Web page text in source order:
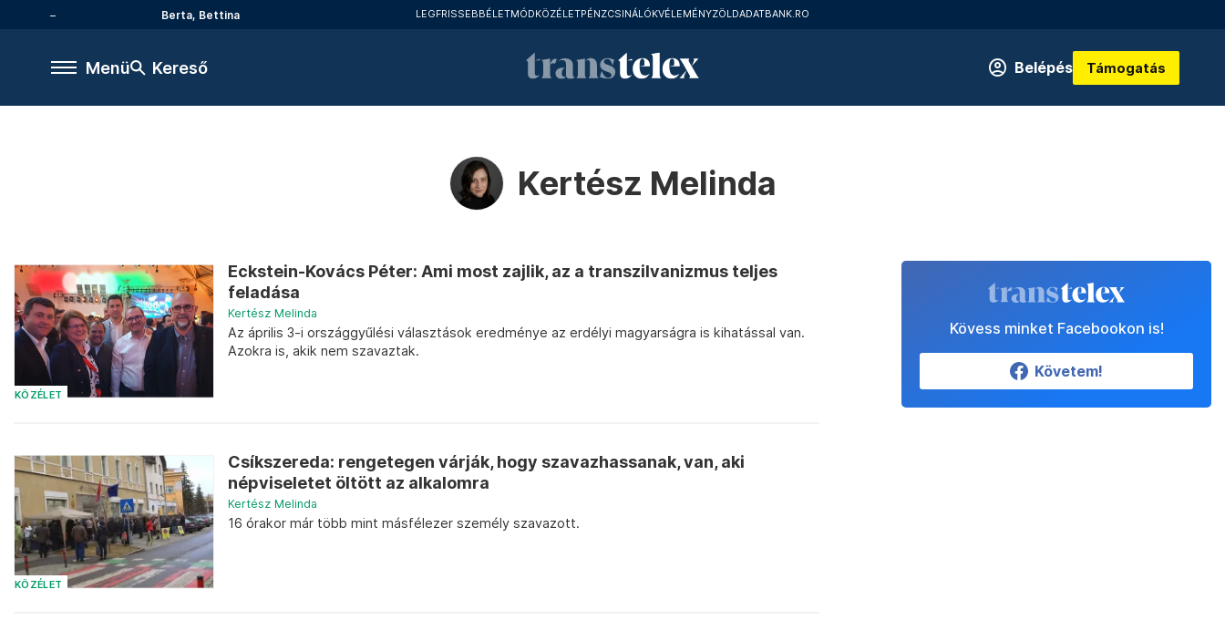
Berta, Bettina LEGFRISSEBBÉLETMÓDKÖZÉLETPÉNZCSINÁLÓKVÉLEMÉNYZÖLDADATBANK.RO
Menü Kereső Belépés Támogatás
Kertész Melinda
KÖZÉLET
Eckstein-Kovács Péter: Ami most zajlik, az a transzilvanizmus teljes
feladása
Kertész Melinda
Az április 3-i országgyűlési választások eredménye az erdélyi magyarságra is kihatással van.
Azokra is, akik nem szavaztak.
KÖZÉLET
Csíkszereda: rengetegen várják, hogy szavazhassanak, van, aki
népviseletet öltött az alkalomra
Kertész Melinda
16 órakor már több mint másfélezer személy szavazott.
Kövess minket Facebookon is!
Követem!